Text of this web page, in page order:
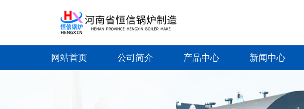
网站首页 公司简介 产品中心 新闻中心